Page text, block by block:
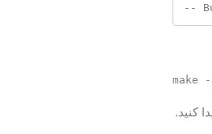
--
کنید.